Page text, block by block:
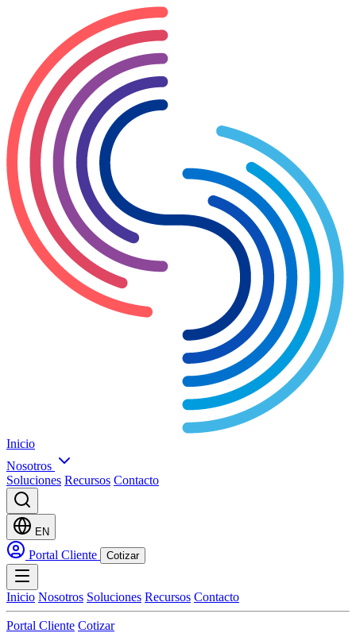
Inicio
Nosotros
Soluciones Recursos Contacto
EN
Portal Cliente Cotizar
Inicio Nosotros Soluciones Recursos Contacto
Portal Cliente Cotizar